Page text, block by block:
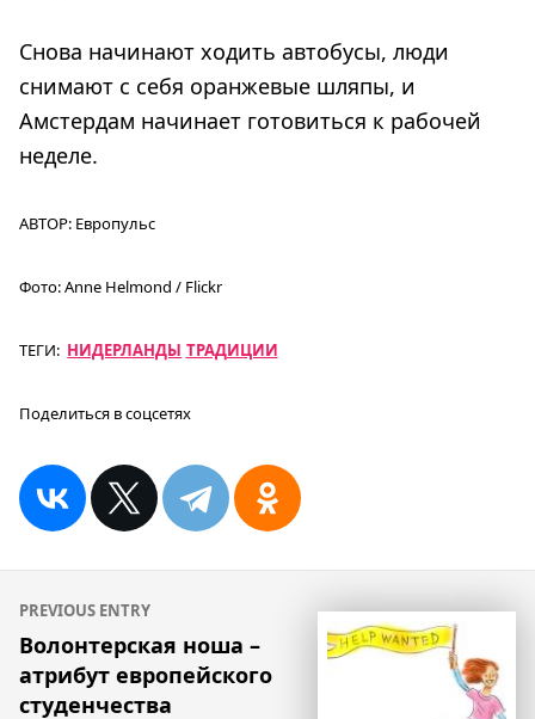
Снова начинают ходить автобусы, люди
снимают с себя оранжевые шляпы, и
Амстердам начинает готовиться к рабочей
неделе.
АВТОР: Европульс
Фото:Anne Helmond / Flickr
ТЕГИ: НИДЕРЛАНДЫ ТРАДИЦИИ
Поделиться в соцсетях
Навигация
по
записям
PREVIOUS ENTRY
Волонтерская ноша –
атрибут европейского
студенчества